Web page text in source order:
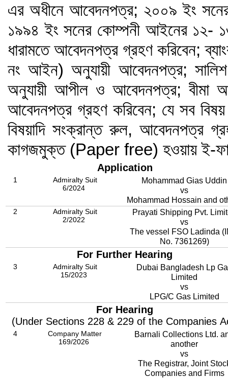
এর অধীনে আবেদনপত্র; ২০০৯ ইং
১৯৯৪ ইং সনের কোম্পনী আইনের
ধারামতে আবেদনপত্র গ্রহণ করিবেন;
নং আইন) অনুযায়ী আবেদনপত্র;
অনুযায়ী আপীল ও আবেদনপত্র; বীমা
আবেদনপত্র গ্রহণ করিবেন; যে সব
বিষয়াদি সংক্রান্ত রুল, আবেদনপত্র
কাগজমুক্ত (Paper free) হওয়ায় ই-
Application
1
Admiralty Suit
6/2024
Mohammad Gias Uddin
vs
Mohammad Hossain and
2
Admiralty Suit
2/2022
Prayati Shipping Pvt.
vs
The vessel FSO Ladinda
No. 7361269)
For Further Hearing
3
Admiralty Suit
15/2023
Dubai Bangladesh Lp
Limited
vs
LPG/C Gas Limited
For Hearing
(Under Sections 228 & 229 of the Companies
4
Company Matter
169/2026
Barnali Collections Ltd.
another
vs
The Registrar, Joint
Companies and Firms